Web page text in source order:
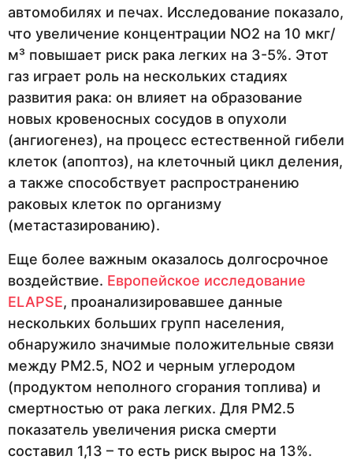
автомобилях и печах. Исследование показало,
что увеличение концентрации NO2 на 10 мкг/
м³ повышает риск рака легких на 3-5%. Этот
газ играет роль на нескольких стадиях
развития рака: он влияет на образование
новых кровеносных сосудов в опухоли
(ангиогенез), на процесс естественной гибели
клеток (апоптоз), на клеточный цикл деления,
а также способствует распространению
раковых клеток по организму
(метастазированию).
Еще более важным оказалось долгосрочное
воздействие. Европейское исследование
ELAPSE, проанализировавшее данные
нескольких больших групп населения,
обнаружило значимые положительные связи
между PM2.5, NO2 и черным углеродом
(продуктом неполного сгорания топлива) и
смертностью от рака легких. Для PM2.5
показатель увеличения риска смерти
составил 1,13 – то есть риск вырос на 13%.